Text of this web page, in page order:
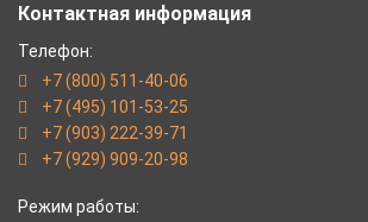
Контактная информация
Телефон:
+7 (800) 511-40-06
+7 (495) 101-53-25
+7 (903) 222-39-71
+7 (929) 909-20-98
Режим работы: